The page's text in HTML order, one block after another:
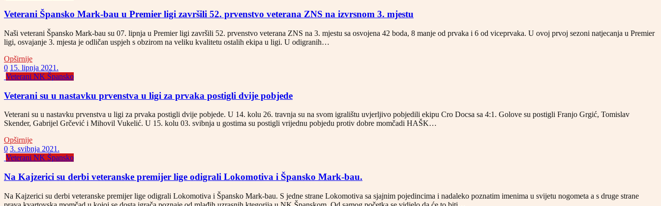
Veterani Špansko Mark-bau u Premier ligi završili 52. prvenstvo veterana ZNS na izvrsnom 3. mjestu
Naši veterani Špansko Mark-bau su 07. lipnja u Premier ligi završili 52. prvenstvo veterana ZNS na 3. mjestu sa osvojena 42 boda, 8 manje od prvaka i 6 od viceprvaka. U ovoj prvoj sezoni natjecanja u Premier
ligi, osvajanje 3. mjesta je odličan uspjeh s obzirom na veliku kvalitetu ostalih ekipa u ligi. U odigranih…
Opširnije
0 15. lipnja 2021.
Veterani NK Špansko
Veterani su u nastavku prvenstva u ligi za prvaka postigli dvije pobjede
Veterani su u nastavku prvenstva u ligi za prvaka postigli dvije pobjede. U 14. kolu 26. travnja su na svom igralištu uvjerljivo pobjedili ekipu Cro Docsa sa 4:1. Golove su postigli Franjo Grgić, Tomislav
Skender, Gabrijel Grčević i Mihovil Vukelić. U 15. kolu 03. svibnja u gostima su postigli vrijednu pobjedu protiv dobre momčadi HAŠK…
Opširnije
0 3. svibnja 2021.
Veterani NK Špansko
Na Kajzerici su derbi veteranske premijer lige odigrali Lokomotiva i Špansko Mark-bau.
Na Kajzerici su derbi veteranske premijer lige odigrali Lokomotiva i Špansko Mark-bau. S jedne strane Lokomotiva sa sjajnim pojedincima i nadaleko poznatim imenima u svijetu nogometa a s druge strane